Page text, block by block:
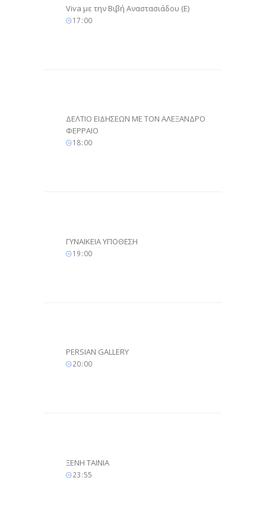
Viva με την Βιβή Αναστασιάδου (Ε)
17:00
ΔΕΛΤΙΟ ΕΙΔΗΣΕΩΝ ΜΕ ΤΟΝ ΑΛΕΞΑΝΔΡΟ
ΦΕΡΡΑΙΟ
18:00
ΓΥΝΑΙΚΕΙΑ ΥΠΟΘΕΣΗ
19:00
PERSIAN GALLERY
20:00
ΞΕΝΗ ΤΑΙΝΙΑ
23:55